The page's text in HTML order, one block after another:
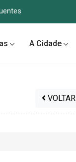
A Cidade
VOLTAR